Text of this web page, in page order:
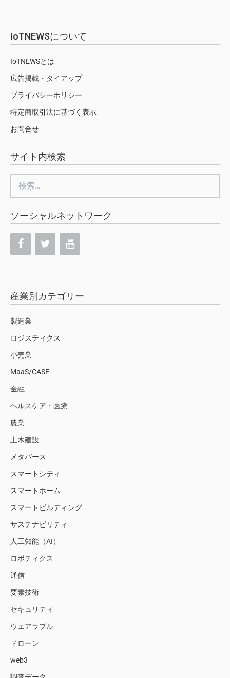
IoTNEWSについて
IoTNEWSとは
広告掲載・タイアップ
プライバシーポリシー
特定商取引法に基づく表示
お問合せ
サイト内検索
索:
ソーシャルネットワーク
産業別カテゴリー
製造業
ロジスティクス
小売業
MaaS/CASE
金融
ヘルスケア・医療
農業
土木建設
メタバース
スマートシティ
スマートホーム
スマートビルディング
サステナビリティ
人工知能（AI）
ロボティクス
通信
要素技術
セキュリティ
ウェアラブル
ドローン
web3